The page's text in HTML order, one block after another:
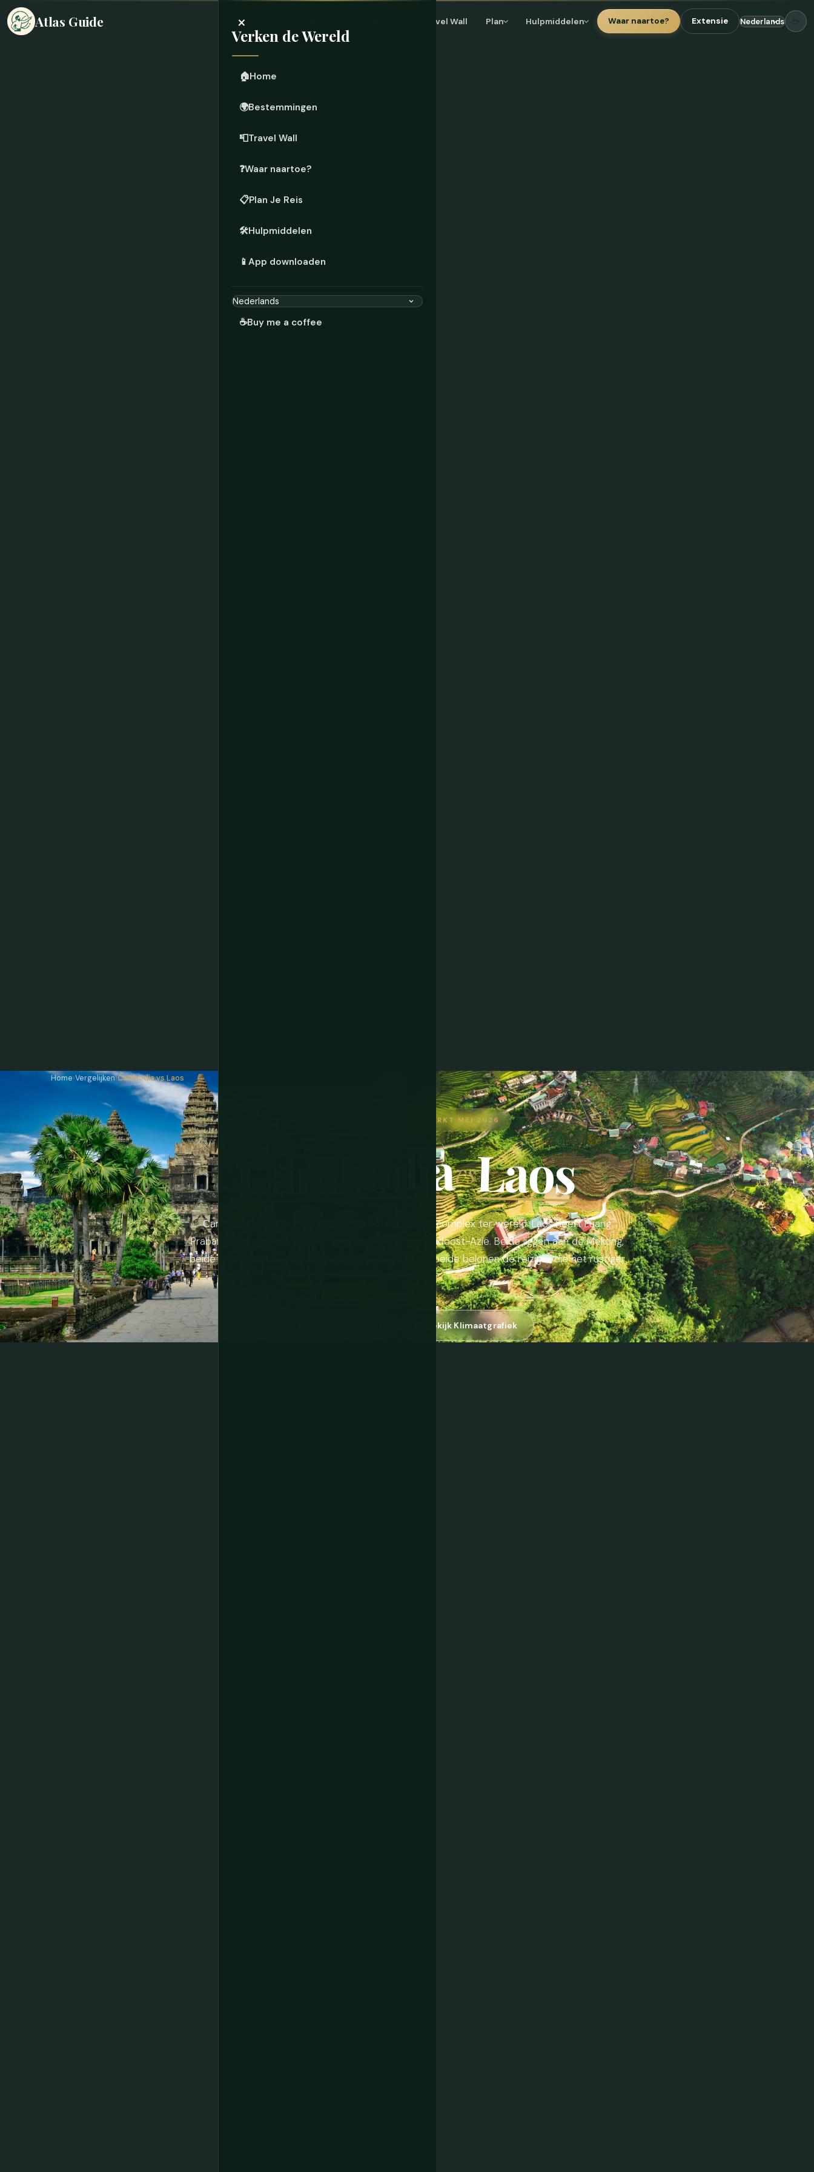
Atlas Guide Travel Wall Plan Hulpmiddelen Waar naartoe? Extensie
×
Verken de Wereld
🏠Home
🌍Bestemmingen
📮Travel Wall
❓Waar naartoe?
📋Plan Je Reis
🛠️Hulpmiddelen
📱 App downloaden
☕Buy me a coffee
Home›Vergelijken›Cambodia vs Laos
HEAD-TO-HEAD · BIJGEWERKT MEI 2026
CambodjavsLaos
Cambodja heeft Angkor Wat, het grootste tempelcomplex ter wereld. Laos heeft Luang
Prabang, waarschijnlijk de best bewaarde stad van Zuidoost-Azië. Beide liggen aan de Mekong,
beide liggen echt buiten de toeristische snelweg, en beide belonen de reiziger die het rustiger
🌦 Bekijk Klimaatgrafiek